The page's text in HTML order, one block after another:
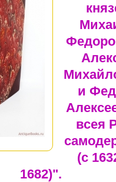
и
всея
(с
1682)".